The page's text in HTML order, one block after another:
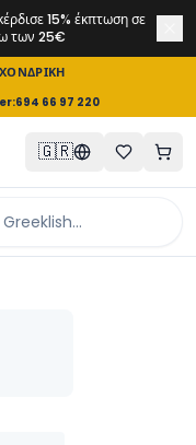
15% έκπτωση σε
των 25€
694 66 97 220
🇬🇷